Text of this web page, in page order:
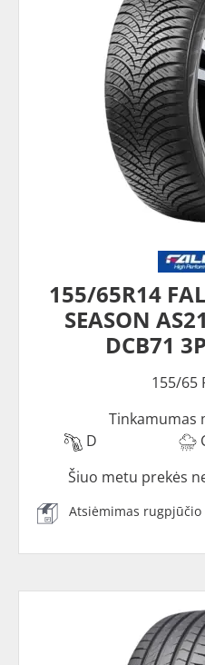
155/65R14
SEASON
DCB71
155/65
Tinkamumas
D
Šiuo metu prekės
Atsiėmimas rugpjūčio